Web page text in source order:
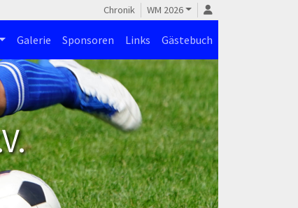
Chronik WM 2026
Galerie Sponsoren Links Gästebuch